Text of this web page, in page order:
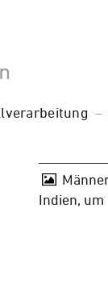
–
Indien, um